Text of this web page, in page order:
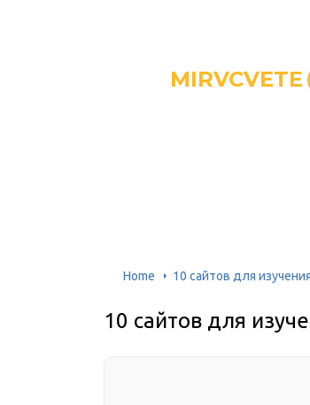
MIRVCVETE
Home 10 сайтов для
10 сайтов для